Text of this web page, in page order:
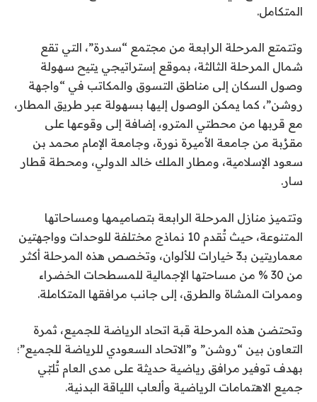
المتكامل.
وتتمتع المرحلة الرابعة من مجتمع “سدرة”، التي تقع
شمال المرحلة الثالثة، بموقع إستراتيجي يتيح سهولة
وصول السكان إلى مناطق التسوق والمكاتب في “واجهة
روشن”، كما يمكن الوصول إليها بسهولة عبر طريق المطار،
مع قربها من محطتي المترو، إضافة إلى وقوعها على
مقرُبة من جامعة الأميرة نورة، وجامعة الإمام محمد بن
سعود الإسلامية، ومطار الملك خالد الدولي، ومحطة قطار
سار.
وتتميز منازل المرحلة الرابعة بتصاميمها ومساحاتها
المتنوعة، حيث تُقدم 10 نماذج مختلفة للوحدات وواجهتين
معماريتين بـ3 خيارات للألوان، وتخصص هذه المرحلة أكثر
من 30 % من مساحتها الإجمالية للمسطحات الخضراء
وممرات المشاة والطرق، إلى جانب مرافقها المتكاملة.
وتحتضن هذه المرحلة قبة اتحاد الرياضة للجميع، ثمرة
التعاون بين “روشن” و”الاتحاد السعودي للرياضة للجميع”؛
بهدف توفير مرافق رياضية حديثة على مدى العام تُلبّي
جميع الاهتمامات الرياضية وألعاب اللياقة البدنية.